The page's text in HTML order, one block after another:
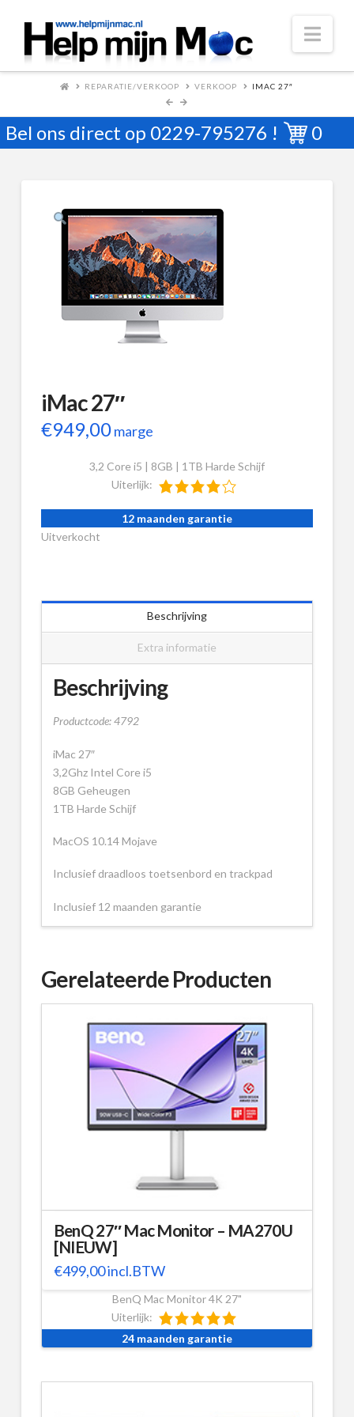
REPARATIE/VERKOOP VERKOOP IMAC 27″
Bel ons direct op 0229-795276 ! 0
iMac 27″
€949,00marge
3,2 Core i5 | 8GB | 1TB Harde Schijf
Uiterlijk:
12 maanden garantie
Uitverkocht
Beschrijving
Extra informatie
Beschrijving
Productcode: 4792
iMac 27″
3,2Ghz Intel Core i5
8GB Geheugen
1TB Harde Schijf
MacOS 10.14 Mojave
Inclusief draadloos toetsenbord en trackpad
Inclusief 12 maanden garantie
Gerelateerde Producten
BenQ 27″ Mac Monitor – MA270U
[NIEUW]
€499,00incl.BTW
BenQ Mac Monitor 4K 27"
Uiterlijk:
24 maanden garantie